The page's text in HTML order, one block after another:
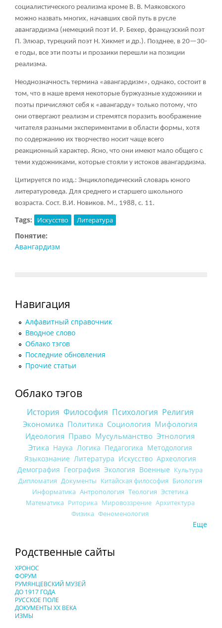
социалистического реализма кроме В. В. Маяковского
можно назвать многих, начавших свой путь в русле
авангардизма (немецкий поэт И. Р. Бехер, французский поэт
П. Элюар, турецкий поэт Н. Хикмет и др.). Позднее, в 20—30-
е годы, все эти поэты и прозаики перешли на позиции
реализма.
Неоднозначность термина «авангардизм», однако, состоит в
том, что в наше время некоторые буржуазные художники и
поэты причисляют себя к «авангарду» только потому, что
они отвергают реализм и стремятся поразить воображение
читателя разными экспериментами в области формы, хотя
по содержанию их творчество носит чаще всего
реакционный характер. Ясно, что они имеют мало общего с
теми художниками, которые стояли у истоков авангардизма.
Цитируется по изд.: Энциклопедический словарь юного
литературоведа. Для среднего и старшего школьного
возраста. Сост. В.И. Новиков. М., 1988, с. 11.
Tags: Искусство Литература
Понятие:
Авангардизм
Навигация
Алфавитный справочник
Вводное слово
Облако тэгов
Последние обновления
Прочие статьи
Облако тэгов
История Философия Психология Религия
Экономика Политика Социология Мифология
Идеология Право Мусульманство Этнология
Этика Наука Логика Педагогика Методология
Языкознание Литература Искусство Археология
Демография География Экология Военные Культура
Дипломатия Документы Китайская философия Биология
Информатика Антропология Теология Эстетика
Математика Риторика Мировоззрение Архитектура
Физика Феноменология
Еще
Родственные сайты
ХРОНОС
ФОРУМ
РУМЯНЦЕВСКИЙ МУЗЕЙ
ДО 1917 ГОДА
РУССКОЕ ПОЛЕ
ДОКУМЕНТЫ XX ВЕКА
ИЗМЫ